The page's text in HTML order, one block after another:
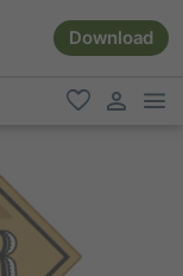
Download
favoriti